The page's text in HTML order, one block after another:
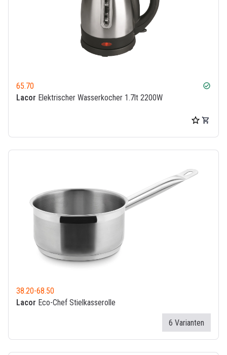
65.70 check_circle
Lacor Elektrischer Wasserkocher 1.7lt 2200W
38.20-68.50
Lacor Eco-Chef Stielkasserolle
6 Varianten